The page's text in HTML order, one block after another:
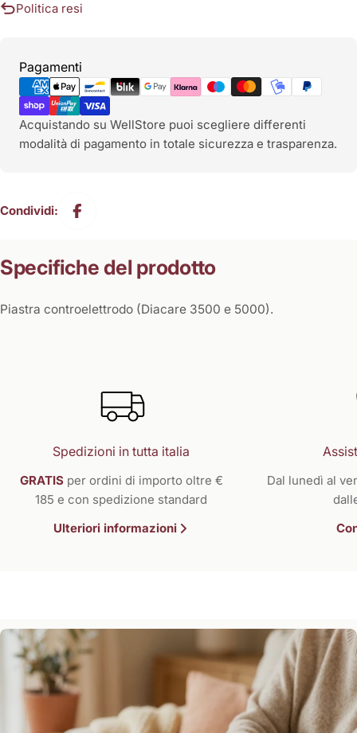
Politica resi
Pagamenti
Metodi
di
pagamento
Acquistando su WellStore puoi scegliere differenti
modalità di pagamento in totale sicurezza e trasparenza.
Condividi:
Specifiche del prodotto
Piastra controelettrodo (Diacare 3500 e 5000).
Spedizioni in tutta italia
GRATIS per ordini di importo oltre €
185 e con spedizione standard
Ulteriori informazioni
Dal lunedì al